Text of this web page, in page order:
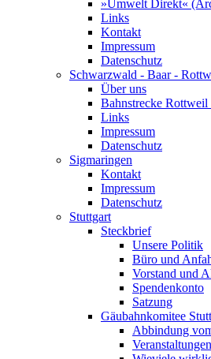
»Umwelt Direkt«
Links
Kontakt
Impressum
Datenschutz
Schwarzwald - Baar -
Über uns
Bahnstrecke Rottweil
Links
Impressum
Datenschutz
Sigmaringen
Kontakt
Impressum
Datenschutz
Stuttgart
Steckbrief
Unsere Politik
Büro und
Vorstand und
Spendenkonto
Satzung
Gäubahnkomitee
Abbindung
Veranstaltungen